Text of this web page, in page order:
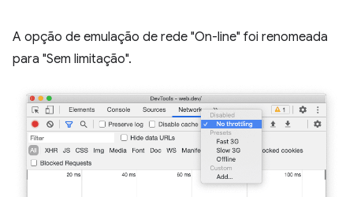
A opção de emulação de rede "On-line" foi renomeada
para "Sem limitação".